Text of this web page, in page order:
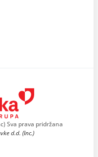
Sva prava pridržana
d.d. (Inc.)